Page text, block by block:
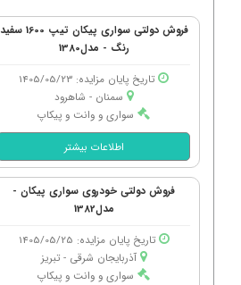
فروش دولتی سواری پیکان تیپ 1600 سفید
رنگ - مدل1380
تاریخ پایان مزایده: 1405/05/23
سمنان - شاهرود
سواری و وانت و پیکاپ
اطلاعات بیشتر
فروش دولتی خودروی سواری پیکان -
مدل1382
تاریخ پایان مزایده: 1405/05/25
آذربایجان شرقی - تبریز
سواری و وانت و پیکاپ